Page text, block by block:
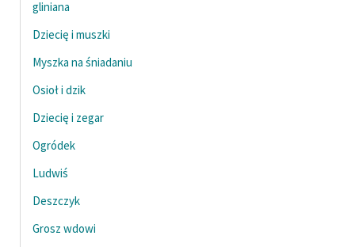
gliniana
Dziecię i muszki
Myszka na śniadaniu
Osioł i dzik
Dziecię i zegar
Ogródek
Ludwiś
Deszczyk
Grosz wdowi